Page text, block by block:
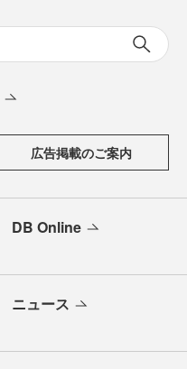
広告掲載のご案内
DB Online
ニュース